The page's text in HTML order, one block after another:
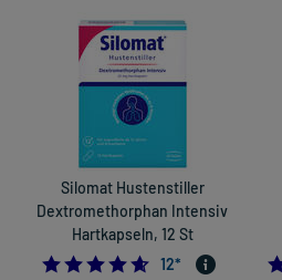
Silomat Hustenstiller
Dextromethorphan Intensiv
Hartkapseln, 12 St
4.583333333333333
12*